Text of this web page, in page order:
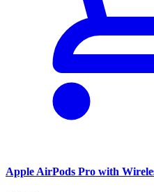
Apple AirPods Pro with